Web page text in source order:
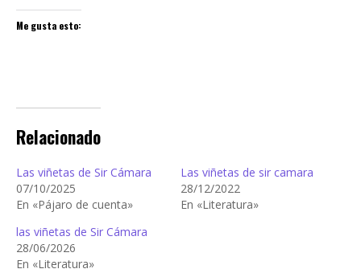
Me gusta esto:
Relacionado
Las viñetas de Sir Cámara
07/10/2025
En «Pájaro de cuenta»
Las viñetas de sir camara
28/12/2022
En «Literatura»
las viñetas de Sir Cámara
28/06/2026
En «Literatura»